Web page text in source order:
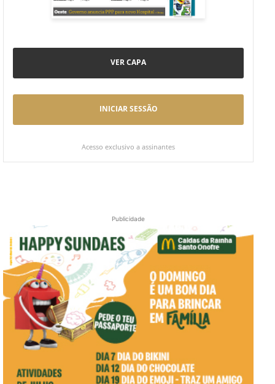
VER CAPA
INICIAR SESSÃO
Acesso exclusivo a assinantes
Publicidade